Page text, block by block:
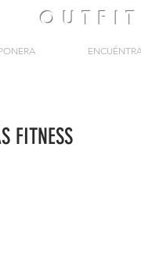
OUTFIT
FITNESS